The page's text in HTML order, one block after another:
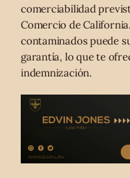
comerciabilidad
Comercio de
contaminados puede
garantía, lo que te
indemnización.